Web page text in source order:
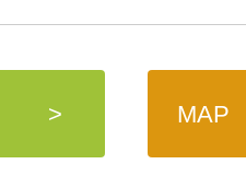
> MAP